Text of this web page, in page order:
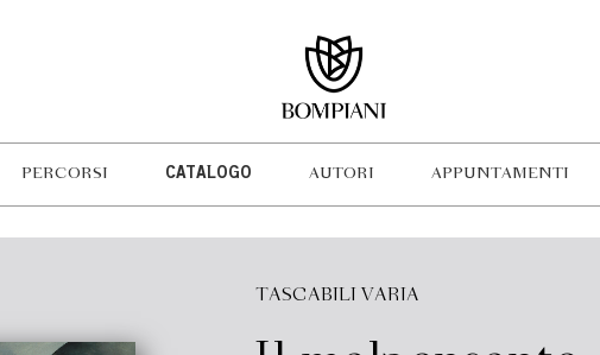
PERCORSI CATALOGO AUTORI APPUNTAMENTI
TASCABILI VARIA